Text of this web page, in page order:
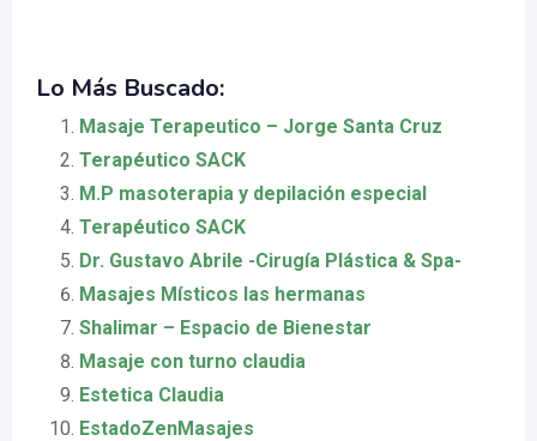
Lo Más Buscado:
Masaje Terapeutico – Jorge Santa Cruz
Terapéutico SACK
M.P masoterapia y depilación especial
Terapéutico SACK
Dr. Gustavo Abrile -Cirugía Plástica & Spa-
Masajes Místicos las hermanas
Shalimar – Espacio de Bienestar
Masaje con turno claudia
Estetica Claudia
EstadoZenMasajes